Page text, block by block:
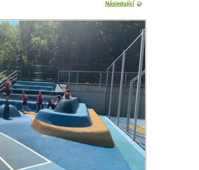
Následující